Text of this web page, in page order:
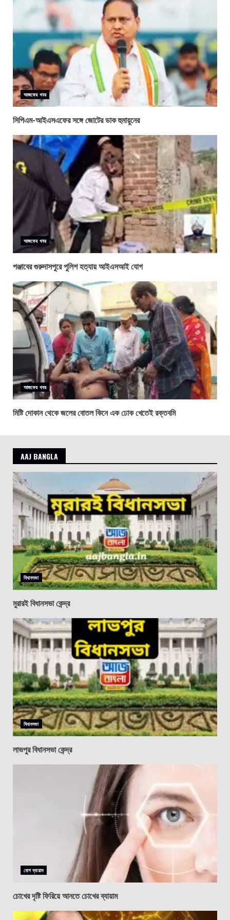
আজকের খবর
সিপিএম-আইএসএফের সঙ্গে জোটের ডাক হুমায়ুনের
আজকের খবর
পঞ্জাবের গুরুদাসপুরে পুলিশ হত্যায় আইএসআই যোগ
আজকের খবর
মিষ্টি দোকান থেকে জলের বোতল কিনে এক ঢোক খেতেই রক্তবমি
AAJ BANGLA
বিধানসভা
মুরারই বিধানসভা কেন্দ্র
বিধানসভা
লাভপুর বিধানসভা কেন্দ্র
যোগ ব্যায়াম
চোখের দৃষ্টি ফিরিয়ে আনতে চোখের ব্যায়াম